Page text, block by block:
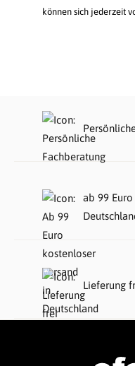
können sich jederzeit
ab 99
Lieferung